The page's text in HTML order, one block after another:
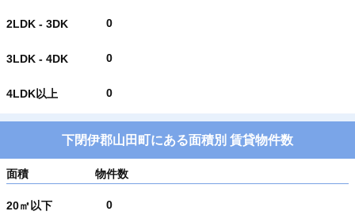
2LDK - 3DK 0
3LDK - 4DK 0
4LDK以上 0
下閉伊郡山田町にある面積別 賃貸物件数
面積 物件数
20㎡以下 0